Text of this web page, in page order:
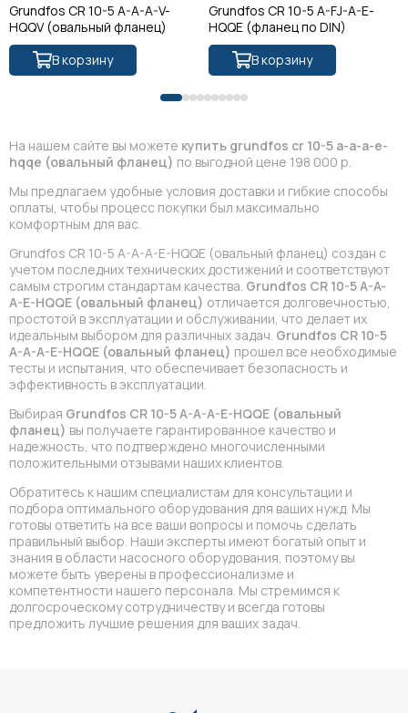
Grundfos CR 10-5 A-A-A-V-
HQQV (овальный фланец)
В корзину
Grundfos CR 10-5 A-FJ-A-E-
HQQE (фланец по DIN)
В корзину
На нашем сайте вы можете купить grundfos cr 10-5 a-a-a-e-
hqqe (овальный фланец) по выгодной цене 198 000 р.
Мы предлагаем удобные условия доставки и гибкие способы
оплаты, чтобы процесс покупки был максимально
комфортным для вас.
Grundfos CR 10-5 A-A-A-E-HQQE (овальный фланец) создан с
учетом последних технических достижений и соответствуют
самым строгим стандартам качества. Grundfos CR 10-5 A-A-
A-E-HQQE (овальный фланец) отличается долговечностью,
простотой в эксплуатации и обслуживании, что делает их
идеальным выбором для различных задач. Grundfos CR 10-5
A-A-A-E-HQQE (овальный фланец) прошел все необходимые
тесты и испытания, что обеспечивает безопасность и
эффективность в эксплуатации.
Выбирая Grundfos CR 10-5 A-A-A-E-HQQE (овальный
фланец) вы получаете гарантированное качество и
надежность, что подтверждено многочисленными
положительными отзывами наших клиентов.
Обратитесь к нашим специалистам для консультации и
подбора оптимального оборудования для ваших нужд. Мы
готовы ответить на все ваши вопросы и помочь сделать
правильный выбор. Наши эксперты имеют богатый опыт и
знания в области насосного оборудования, поэтому вы
можете быть уверены в профессионализме и
компетентности нашего персонала. Мы стремимся к
долгосроческому сотрудничеству и всегда готовы
предложить лучшие решения для ваших задач.